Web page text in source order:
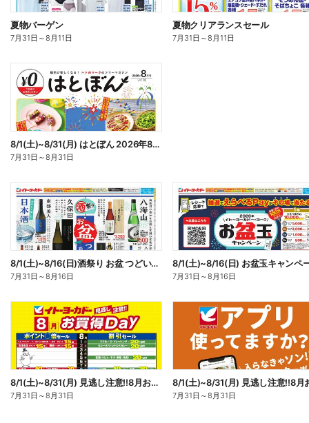
夏物バーゲン
7月31日 ～8月11日
夏物クリアランスセール
7月31日 ～8月11日
8/1(土)~8/31(月) はとぼん 2026年8月号
7月31日 ～8月31日
8/1(土)~8/16(日)酒祭り お盆 つどいを彩るお酒
7月31日 ～8月16日
8/1(土)~8/16(日) お盆玉キャンペ
7月31日 ～8月16日
8/1(土)~8/31(月) 見逃し注意!!8月お買得Day/イトーヨーカドーアプリ使ってますか?
7月31日 ～8月31日 7月31日 ～8月31日